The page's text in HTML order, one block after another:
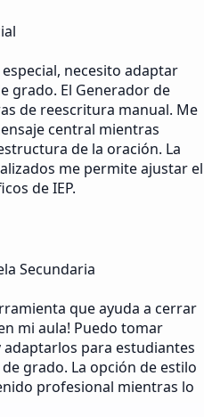
necesito adaptar
grado. El Generador de
de reescritura manual. Me
central mientras
de la oración. La
me permite ajustar el
de IEP.
Secundaria
que ayuda a cerrar
mi aula! Puedo tomar
para estudiantes
grado. La opción de estilo
profesional mientras lo